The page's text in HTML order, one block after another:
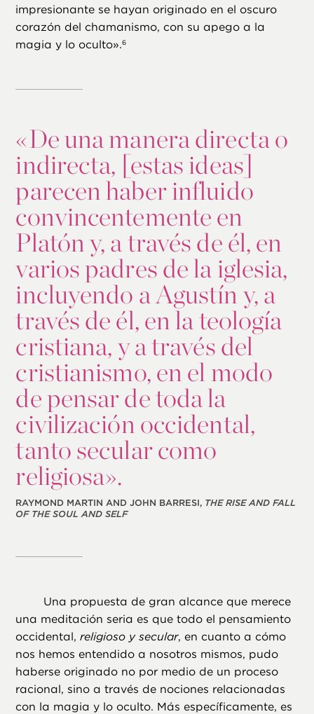
impresionante se hayan originado en el oscuro
corazón del chamanismo, con su apego a la
magia y lo oculto».6
«De una manera directa o
indirecta, [estas ideas]
parecen haber influido
convincentemente en
Platón y, a través de él, en
varios padres de la iglesia,
incluyendo a Agustín y, a
través de él, en la teología
cristiana, y a través del
cristianismo, en el modo
de pensar de toda la
civilización occidental,
tanto secular como
religiosa».
RAYMOND MARTIN AND JOHN BARRESI, THE RISE AND FALL
OF THE SOUL AND SELF
Una propuesta de gran alcance que merece
una meditación seria es que todo el pensamiento
occidental,religioso y secular, en cuanto a cómo
nos hemos entendido a nosotros mismos, pudo
haberse originado no por medio de un proceso
racional, sino a través de nociones relacionadas
con la magia y lo oculto. Más específicamente, es